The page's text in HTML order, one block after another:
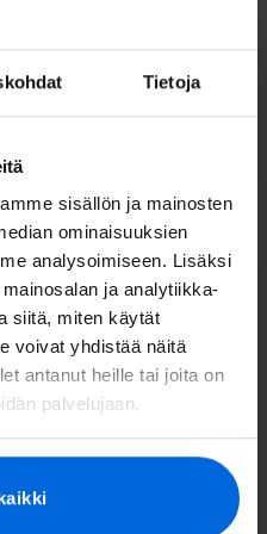
Tietoja
sisällön ja mainosten
ominaisuuksien
analysoimiseen. Lisäksi
ja analytiikka-
siitä, miten käytät
voivat yhdistää näitä
antanut heille tai joita on
palvelujaan.
sovelluksessa
suojan,
ja lasten
1 KK 0 €
15